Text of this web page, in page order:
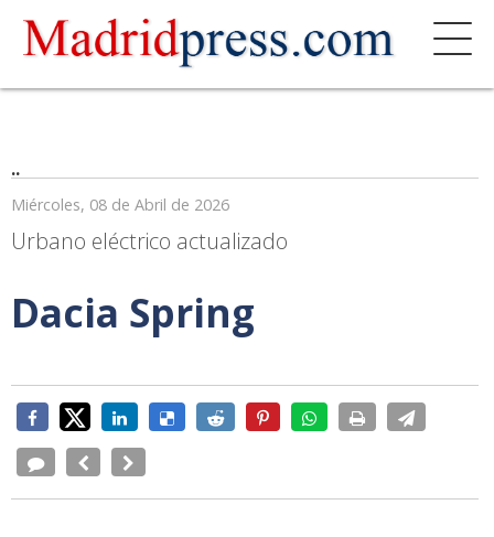
..
Miércoles, 08 de Abril de 2026
Urbano eléctrico actualizado
Dacia Spring